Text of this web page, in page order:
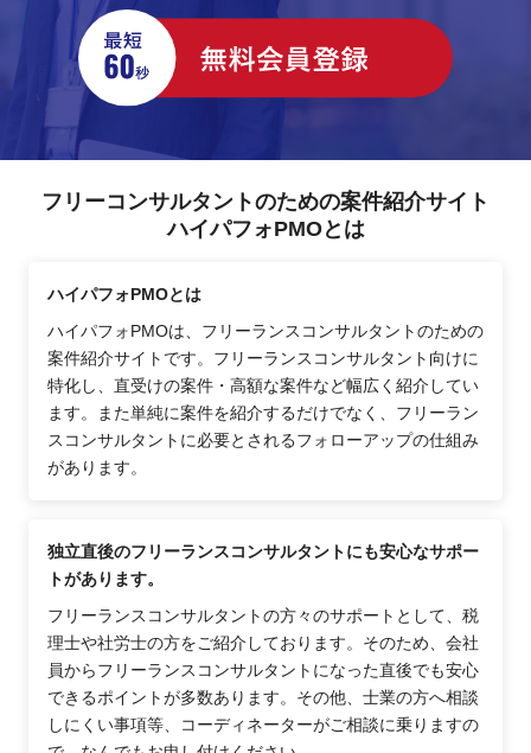
フリーコンサルタントのための案件紹介サイト
ハイパフォPMOとは
ハイパフォPMOとは
ハイパフォPMOは、フリーランスコンサルタントのための
案件紹介サイトです。フリーランスコンサルタント向けに
特化し、直受けの案件・高額な案件など幅広く紹介してい
ます。また単純に案件を紹介するだけでなく、フリーラン
スコンサルタントに必要とされるフォローアップの仕組み
があります。
独立直後のフリーランスコンサルタントにも安心なサポー
トがあります。
フリーランスコンサルタントの方々のサポートとして、税
理士や社労士の方をご紹介しております。そのため、会社
員からフリーランスコンサルタントになった直後でも安心
できるポイントが多数あります。その他、士業の方へ相談
しにくい事項等、コーディネーターがご相談に乗りますの